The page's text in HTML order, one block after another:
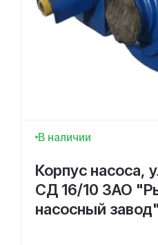
В наличии
Корпус насоса,
СД 16/10 ЗАО
насосный завод"